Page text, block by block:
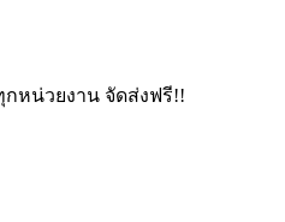
หน่วยงาน จัดส่งฟรี!!